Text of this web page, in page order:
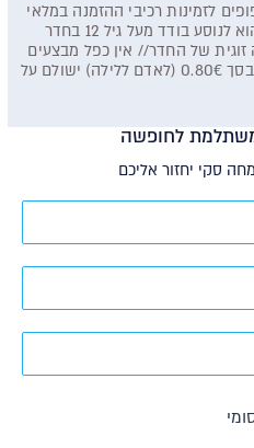
לזמינות רכיבי ההזמנה במלאי
ספקי השירותים// המחיר המוצג הוא לנוסע בודד מעל גיל 12 בחדר
זוגית של החדר// אין כפל מבצעים
והנחות// ט.ל.ח. מס תיירות עירוני בסך 0.80€ (לאדם ללילה) ישולם על
לחופשה
סקי יחזור אליכם